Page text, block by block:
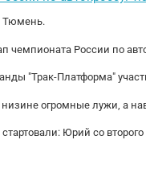
Тюмень.
чемпионата России по
"Трак-Платформа"
огромные лужи, а
Юрий со